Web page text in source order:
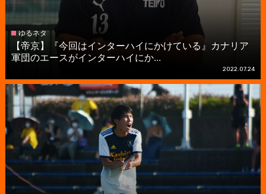
ゆるネタ
【帝京】『今回はインターハイにかけている』カナリア
軍団のエースがインターハイにか...
2022.07.24